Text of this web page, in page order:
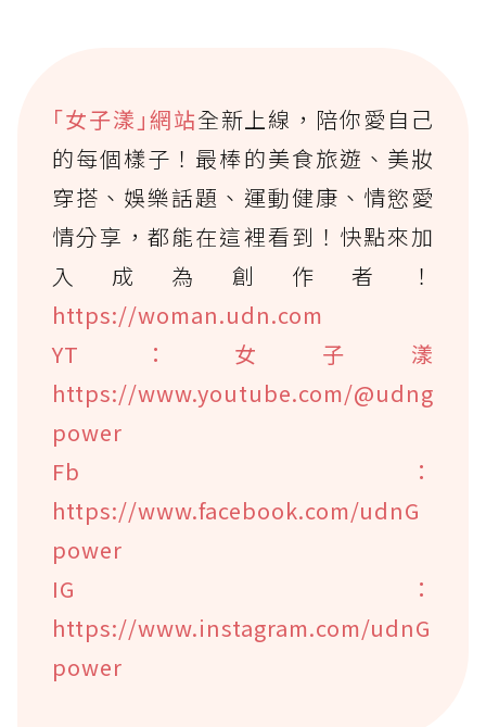
｢女子漾｣網站全新上線，陪你愛自己
的每個樣子！最棒的美食旅遊、美妝
穿搭、娛樂話題、運動健康、情慾愛
情分享，都能在這裡看到！快點來加
入成為創作者！
https://woman.udn.com
YT：女子漾
https://www.youtube.com/@udng
power
Fb：
https://www.facebook.com/udnG
power
IG：
https://www.instagram.com/udnG
power